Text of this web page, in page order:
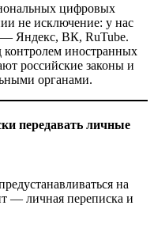
цифровых
не исключение: у нас
Яндекс, ВК, RuTube.
контролем иностранных
российские законы и
органами.
передавать личные
на
— личная переписка и